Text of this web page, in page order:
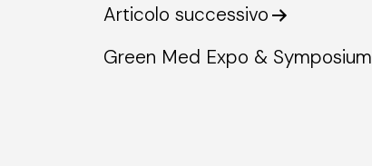
Articolo successivo
Green Med Expo & Symposium